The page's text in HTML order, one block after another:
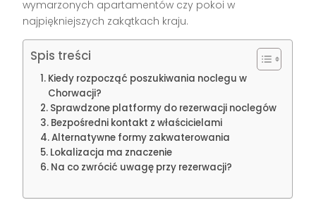
wymarzonych apartamentów czy pokoi w
najpiękniejszych zakątkach kraju.
Spis treści
Kiedy rozpocząć poszukiwania noclegu w
Chorwacji?
Sprawdzone platformy do rezerwacji noclegów
Bezpośredni kontakt z właścicielami
Alternatywne formy zakwaterowania
Lokalizacja ma znaczenie
Na co zwrócić uwagę przy rezerwacji?